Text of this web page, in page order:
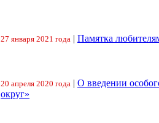
27 января 2021 года | Памятка
20 апреля 2020 года | О введении
округ»